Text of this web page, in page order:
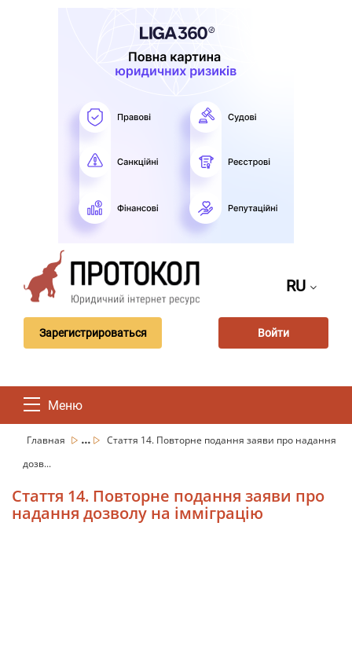
RU
Зарегистрироваться Войти
Меню
Главная ...
Стаття 14. Повторне подання заяви про надання
дозв...
Стаття 14. Повторне подання заяви про
надання дозволу на імміграцію